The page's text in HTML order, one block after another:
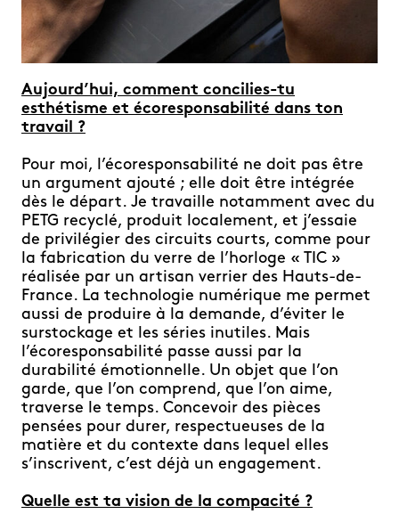
Aujourd’hui, comment concilies-tu
esthétisme et écoresponsabilité dans ton
travail ?
Pour moi, l’écoresponsabilité ne doit pas être
un argument ajouté ; elle doit être intégrée
dès le départ. Je travaille notamment avec du
PETG recyclé, produit localement, et j’essaie
de privilégier des circuits courts, comme pour
la fabrication du verre de l’horloge « TIC »
réalisée par un artisan verrier des Hauts-de-
France. La technologie numérique me permet
aussi de produire à la demande, d’éviter le
surstockage et les séries inutiles. Mais
l’écoresponsabilité passe aussi par la
durabilité émotionnelle. Un objet que l’on
garde, que l’on comprend, que l’on aime,
traverse le temps. Concevoir des pièces
pensées pour durer, respectueuses de la
matière et du contexte dans lequel elles
s’inscrivent, c’est déjà un engagement.
Quelle est ta vision de la compacité ?